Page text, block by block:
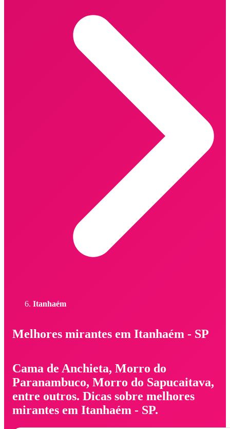
Itanhaém
Melhores mirantes em Itanhaém - SP
Cama de Anchieta, Morro do
Paranambuco, Morro do Sapucaitava,
entre outros. Dicas sobre melhores
mirantes em Itanhaém - SP.